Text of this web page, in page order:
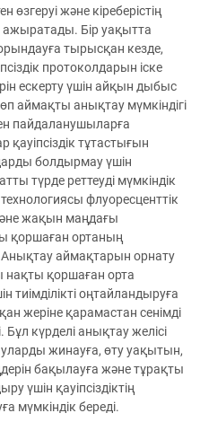
және кіреберістің
ажыратады. Бір уақытта
тырысқан кезде,
протоколдарын іске
ескерту үшін айқын дыбыс
аймақты анықтау мүмкіндігі
пайдаланушыларға
қауіпсіздік тұтастығын
болдырмау үшін
түрде реттеуді мүмкіндік
флуоресценттік
жақын маңдағы
қоршаған ортаның
Анықтау аймақтарын орнату
нақты қоршаған орта
тиімділікті оңтайландыруға
жеріне қарамастан сенімді
күрделі анықтау желісі
жинауға, өту уақытын,
бақылауға және тұрақты
үшін қауіпсіздіктің
мүмкіндік береді.